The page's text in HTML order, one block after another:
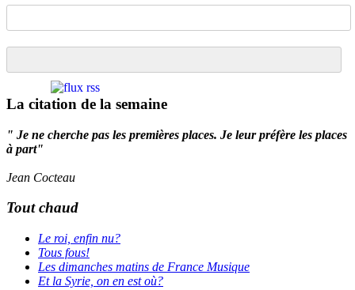
La citation de la semaine
" Je ne cherche pas les premières places. Je leur préfère les places
à part"
Jean Cocteau
Tout chaud
Le roi, enfin nu?
Tous fous!
Les dimanches matins de France Musique
Et la Syrie, on en est où?